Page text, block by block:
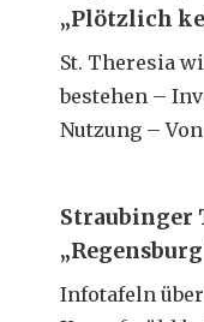
„Plötzlich
St. Theresia
bestehen –
Nutzung –
Straubinger
Infotafeln